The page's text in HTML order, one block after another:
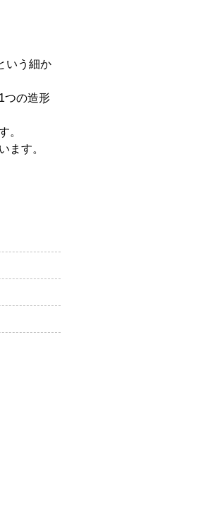
いう細か
つの造形
。
ます。